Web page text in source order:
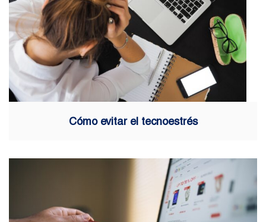
Cómo evitar el tecnoestrés